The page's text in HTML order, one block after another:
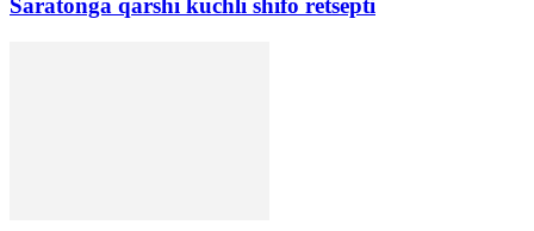
Saratonga qarshi kuchli shifo retsepti